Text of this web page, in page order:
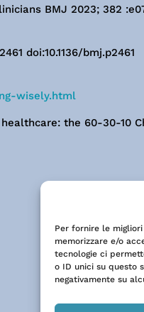
Per fornire le
memorizzare e/o
tecnologie ci
o ID unici su questo
negativamente su
BMJ 2023; 382
doi:10.1136/bmj.p2461
wisely.html
the 60-30-10